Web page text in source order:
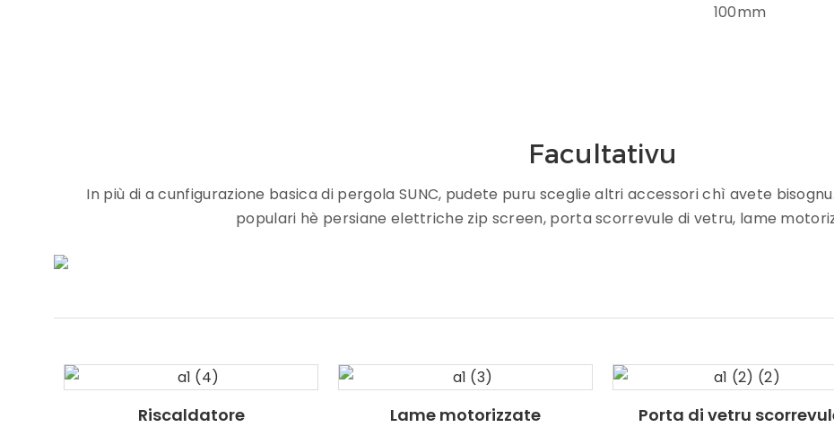
100mm
Facultativu
In più di a cunfigurazione basica di pergola SUNC, pudete puru sceglie altri accessori chì avete
populari hè persiane elettriche zip screen, porta scorrevule di vetru, lame
Riscaldatore Lame motorizzate Porta di vetru